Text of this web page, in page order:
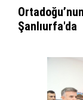
Şanlıurfa'da